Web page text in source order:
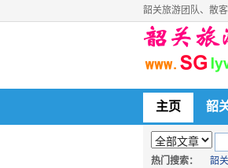
韶关旅游团队、散
主页 韶
热门搜索： 韶